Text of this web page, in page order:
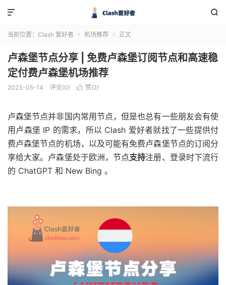


当前位置： Clash 爱好者  机场推荐  正文
卢森堡节点分享 | 免费卢森堡订阅节点和高速稳
定付费卢森堡机场推荐
2023-05-14 评论(0)  赞(2)
卢森堡节点并非国内常用节点，但是也总有一些朋友会有使
用卢森堡 IP 的需求，所以 Clash 爱好者就找了一些提供付
费卢森堡节点的机场，以及可能有免费卢森堡节点的订阅分
享给大家。卢森堡处于欧洲，节点支持注册、登录时下流行
的 ChatGPT 和 New Bing 。